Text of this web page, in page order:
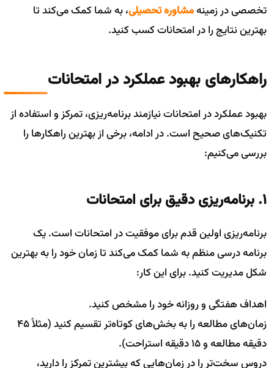
تخصصی در زمینهمشاوره تحصیلی، به شما کمک می‌کند تا
بهترین نتایج را در امتحانات کسب کنید.
راهکارهای بهبود عملکرد در امتحانات
بهبود عملکرد در امتحانات نیازمند برنامه‌ریزی، تمرکز و استفاده از
تکنیک‌های صحیح است. در ادامه، برخی از بهترین راهکارها را
بررسی می‌کنیم:
۱. برنامه‌ریزی دقیق برای امتحانات
برنامه‌ریزی اولین قدم برای موفقیت در امتحانات است. یک
برنامه درسی منظم به شما کمک می‌کند تا زمان خود را به بهترین
شکل مدیریت کنید. برای این کار:
اهداف هفتگی و روزانه خود را مشخص کنید.
زمان‌های مطالعه را به بخش‌های کوتاه‌تر تقسیم کنید (مثلاً ۴۵
دقیقه مطالعه و ۱۵ دقیقه استراحت).
دروس سخت‌تر را در زمان‌هایی که بیشترین تمرکز را دارید،